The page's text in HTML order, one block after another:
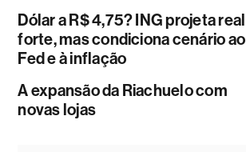
Dólar a R$ 4,75? ING projeta real
forte, mas condiciona cenário ao
Fed e à inflação
A expansão da Riachuelo com
novas lojas